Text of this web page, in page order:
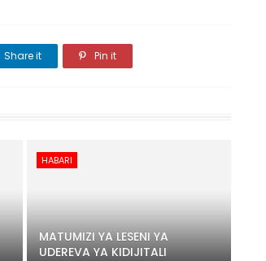
Share it Pin it
HABARI
MATUMIZI YA LESENI YA
UDEREVA YA KIDIJITALI